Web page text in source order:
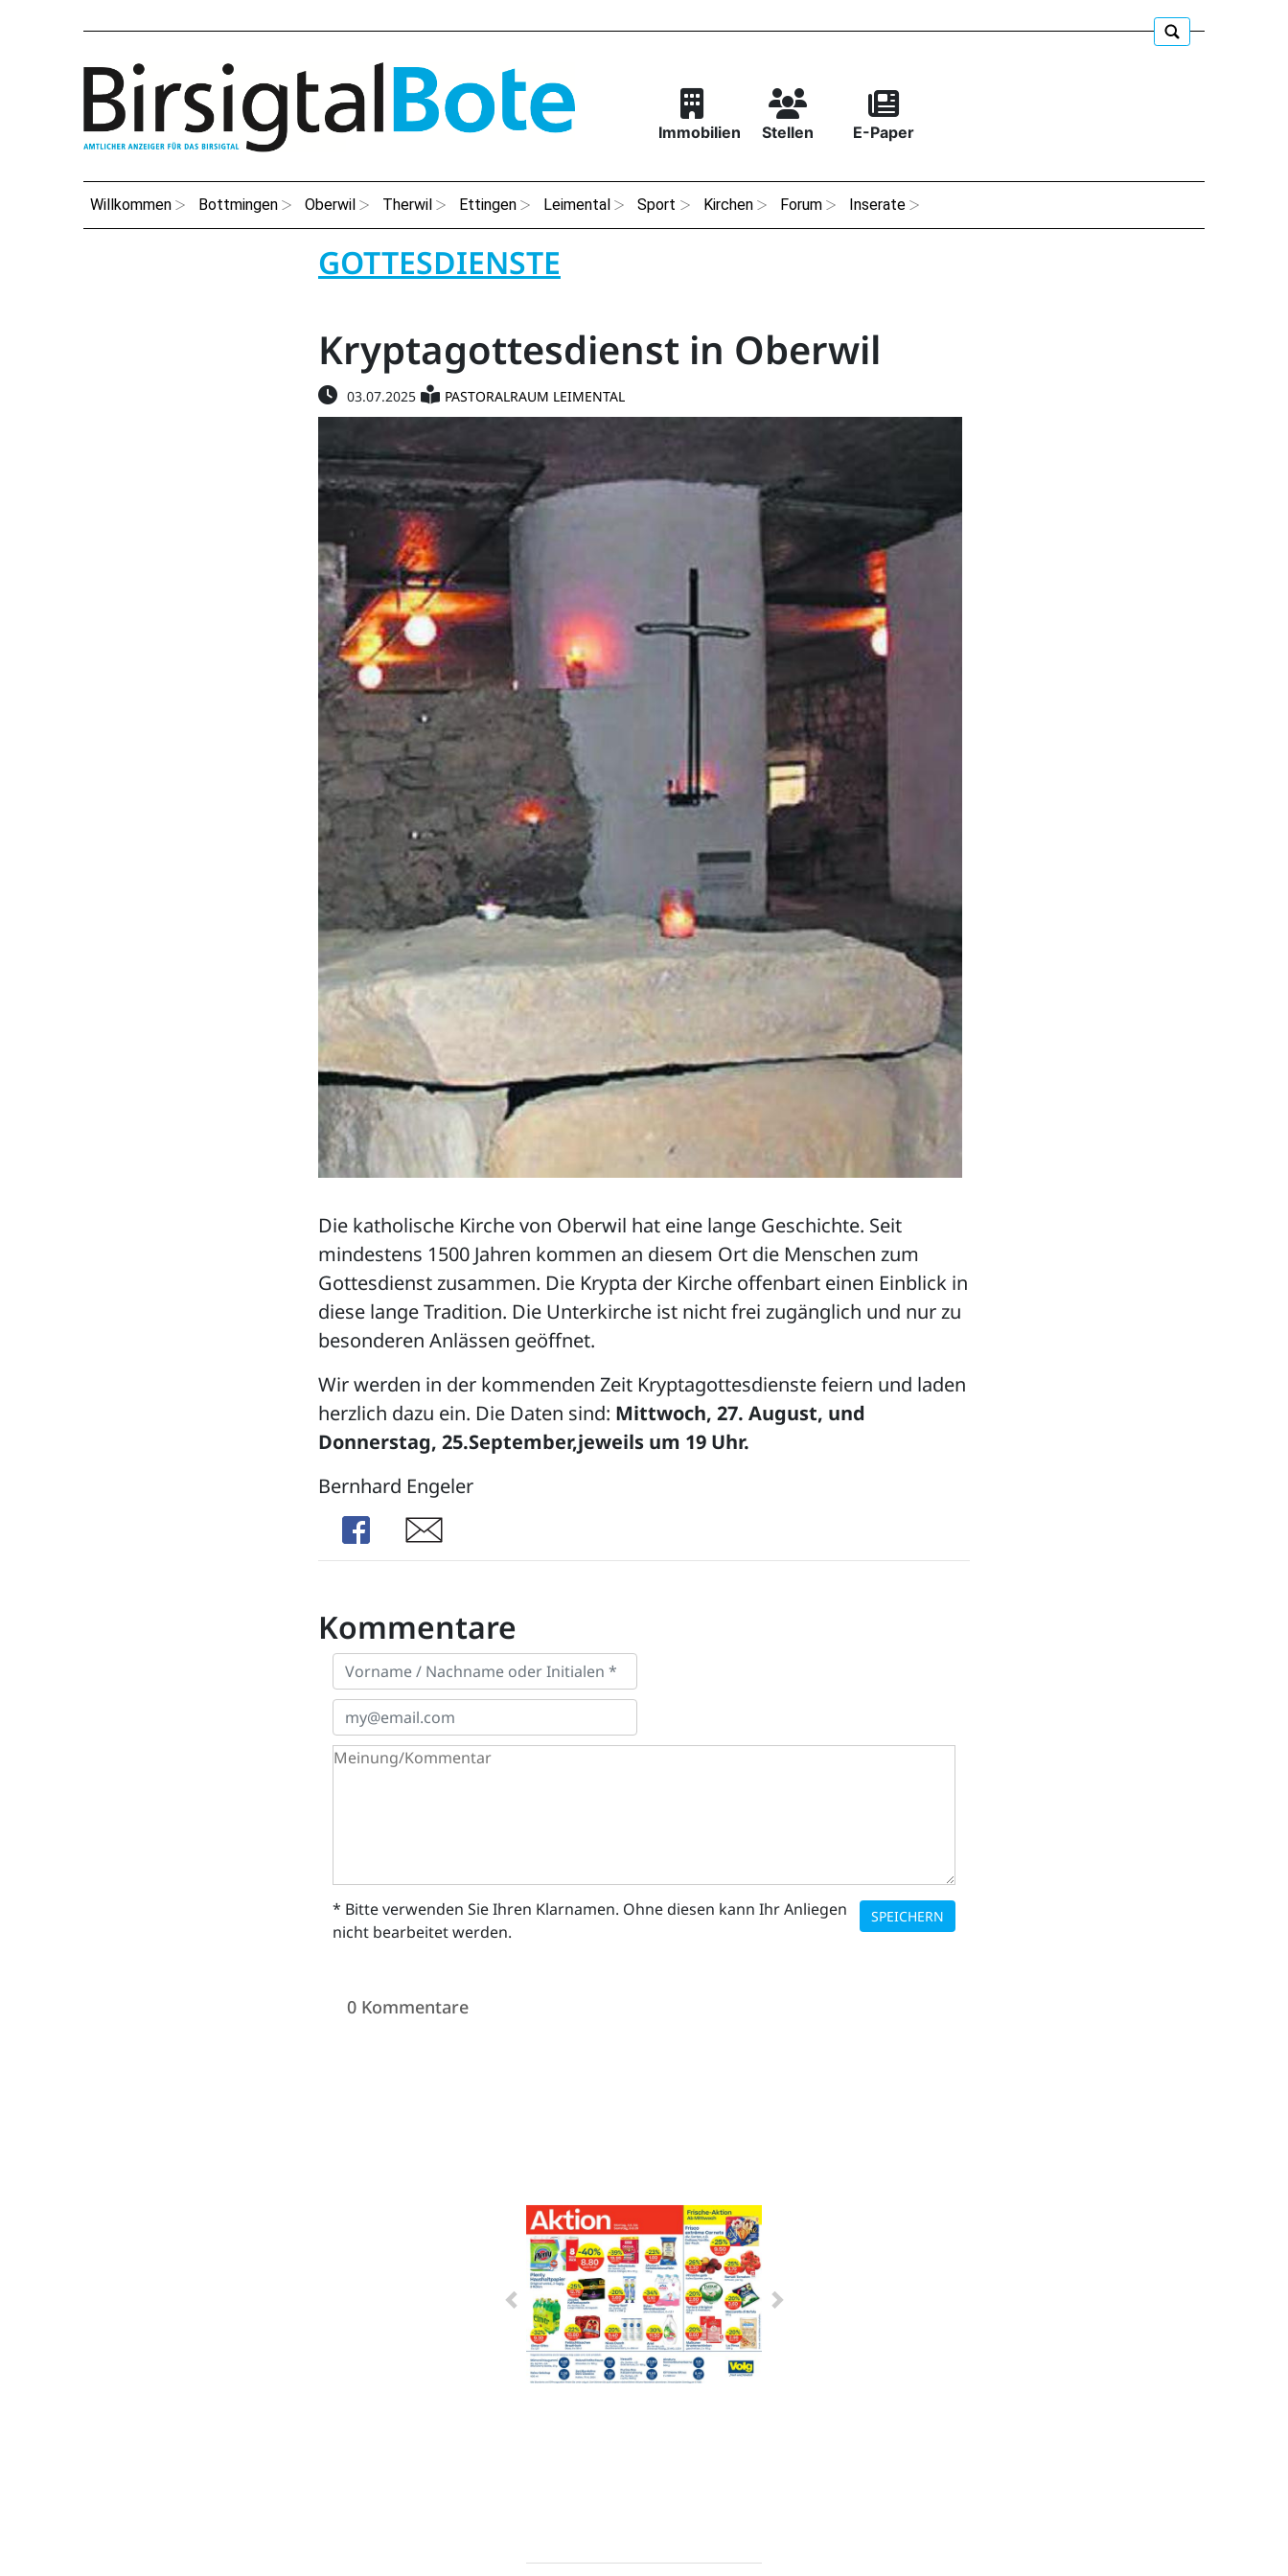
Immobilien Stellen E-Paper
Willkommen Bottmingen Oberwil Therwil Ettingen Leimental Sport Kirchen Forum Inserate
GOTTESDIENSTE
Kryptagottesdienst in Oberwil
03.07.2025 PASTORALRAUM LEIMENTAL
Die katholische Kirche von Oberwil hat eine lange Geschichte. Seit
mindestens 1500 Jahren kommen an diesem Ort die Menschen zum
Gottesdienst zusammen. Die Krypta der Kirche offenbart einen Einblick in
diese lange Tradition. Die Unterkirche ist nicht frei zugänglich und nur zu
besonderen Anlässen geöffnet.
Wir werden in der kommenden Zeit Kryptagottesdienste feiern und laden
herzlich dazu ein. Die Daten sind: Mittwoch, 27. August, und
Donnerstag, 25.September,jeweils um 19 Uhr.
Bernhard Engeler
Share
Share
Kommentare
SPEICHERN
* Bitte verwenden Sie Ihren Klarnamen. Ohne diesen kann Ihr Anliegen
nicht bearbeitet werden.
0 Kommentare